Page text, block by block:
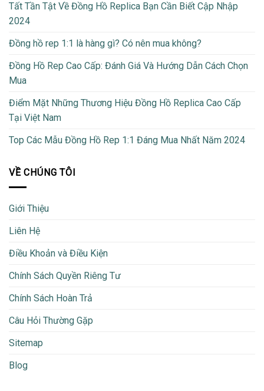
Tất Tần Tật Về Đồng Hồ Replica Bạn Cần Biết Cập Nhập
2024
Đồng hồ rep 1:1 là hàng gì? Có nên mua không?
Đồng Hồ Rep Cao Cấp: Đánh Giá Và Hướng Dẫn Cách Chọn
Mua
Điểm Mặt Những Thương Hiệu Đồng Hồ Replica Cao Cấp
Tại Việt Nam
Top Các Mẫu Đồng Hồ Rep 1:1 Đáng Mua Nhất Năm 2024
VỀ CHÚNG TÔI
Giới Thiệu
Liên Hệ
Điều Khoản và Điều Kiện
Chính Sách Quyền Riêng Tư
Chính Sách Hoàn Trả
Câu Hỏi Thường Gặp
Sitemap
Blog